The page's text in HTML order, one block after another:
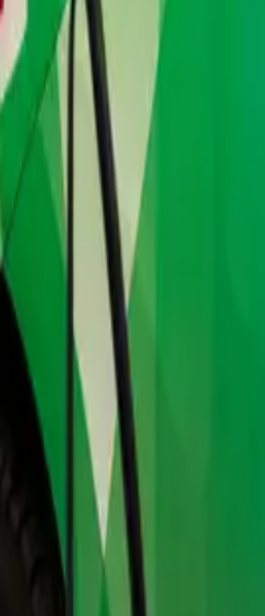
met je
graag gebruikmaken van één
gemeentesubsidies
Download dan onze
die kan oplopen tot 45%
(Vamil)
je 75% van de
of
van het investeringsbedrag.